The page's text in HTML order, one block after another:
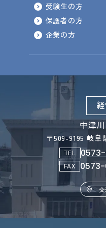
受験生の方
保護者の方
企業の方
中津
〒509-9195 岐阜
TEL 0573-
FAX